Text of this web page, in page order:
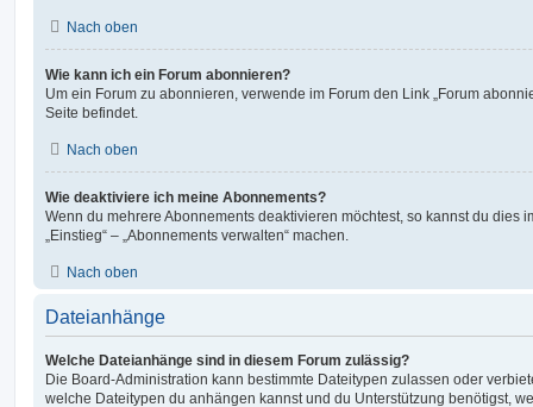
Nach oben
Wie kann ich ein Forum abonnieren?
Um ein Forum zu abonnieren, verwende im Forum den Link „Forum
Seite befindet.
Nach oben
Wie deaktiviere ich meine Abonnements?
Wenn du mehrere Abonnements deaktivieren möchtest, so kannst du dies
„Einstieg“ – „Abonnements verwalten“ machen.
Nach oben
Dateianhänge
Welche Dateianhänge sind in diesem Forum zulässig?
Die Board-Administration kann bestimmte Dateitypen zulassen oder
welche Dateitypen du anhängen kannst und du Unterstützung benötigst,